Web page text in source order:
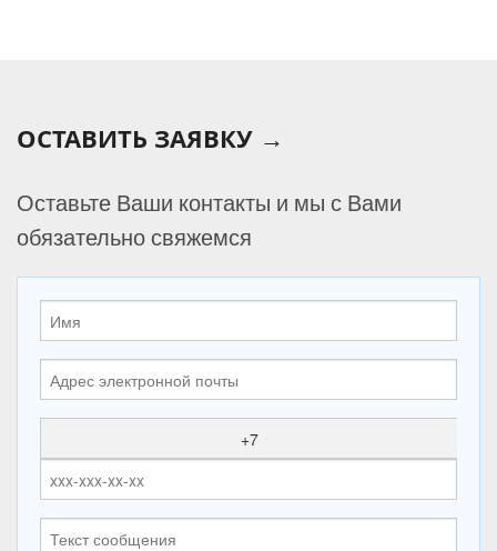
ОСТАВИТЬ ЗАЯВКУ →
Оставьте Ваши контакты и мы с Вами
обязательно свяжемся
+7